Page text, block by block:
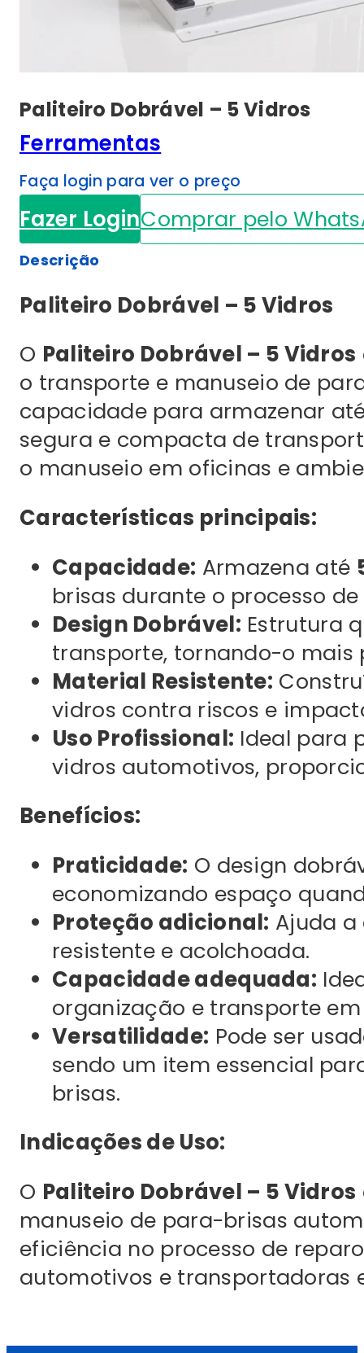
Paliteiro Dobrável – 5 Vidros
Ferramentas
Faça login para ver o preço
Fazer LoginComprar pelo
Descrição
Paliteiro Dobrável – 5 Vidros
O Paliteiro Dobrável – 5 Vidros
o transporte e manuseio de
capacidade para armazenar
segura e compacta de
o manuseio em oficinas e
Características principais:
Capacidade: Armazena até
brisas durante o processo
Design Dobrável: Estrutura
transporte, tornando-o mais
Material Resistente:
vidros contra riscos e
Uso Profissional: Ideal para
vidros automotivos,
Benefícios:
Praticidade: O design
economizando espaço
Proteção adicional: Ajuda
resistente e acolchoada.
Capacidade adequada:
organização e transporte
Versatilidade: Pode ser
sendo um item essencial
brisas.
Indicações de Uso:
O Paliteiro Dobrável – 5 Vidros
manuseio de para-brisas
eficiência no processo de
automotivos e transportadoras